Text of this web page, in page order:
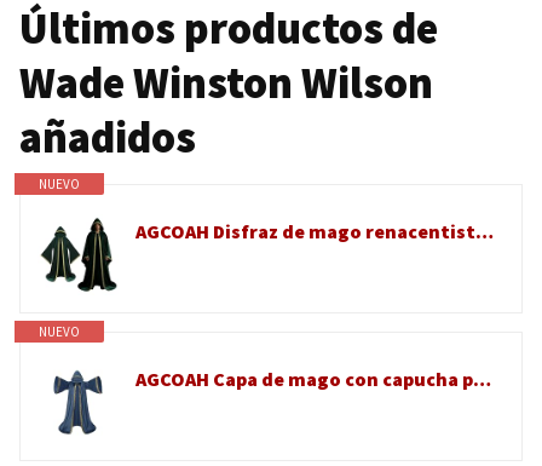
Últimos productos de
Wade Winston Wilson
añadidos
NUEVO
AGCOAH Disfraz de mago renacentista con capucha para hombres y mujeres, disfraz de mago renacentista para Halloween (verde)
NUEVO
AGCOAH Capa de mago con capucha para hombre, capa con mangas, disfraz de mago, túnica de mago, para hombres adultos (verde militar, 150 cm)